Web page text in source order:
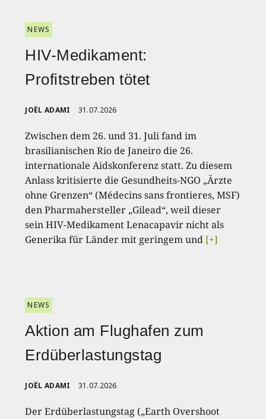
NEWS
HIV-Medikament:
Profitstreben tötet
JOËL ADAMI 31.07.2026
Zwischen dem 26. und 31. Juli fand im
brasilianischen Rio de Janeiro die 26.
internationale Aidskonferenz statt. Zu diesem
Anlass kritisierte die Gesundheits-NGO „Ärzte
ohne Grenzen“ (Médecins sans frontieres, MSF)
den Pharmahersteller „Gilead“, weil dieser
sein HIV-Medikament Lenacapavir nicht als
Generika für Länder mit geringem und [+]
NEWS
Aktion am Flughafen zum
Erdüberlastungstag
JOËL ADAMI 31.07.2026
Der Erdüberlastungstag („Earth Overshoot